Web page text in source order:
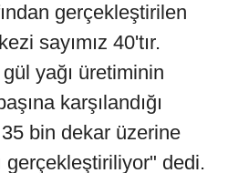
gerçekleştirilen
sayımız 40'tır.
yağı üretiminin
karşılandığı
bin dekar üzerine
gerçekleştiriliyor" dedi.